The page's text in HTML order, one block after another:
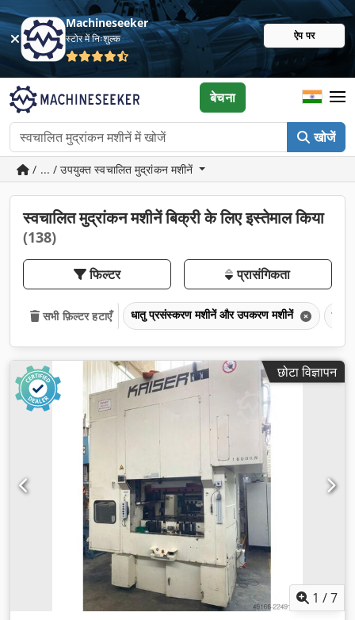
Machineseeker
स्टोर में निःशुल्क ऐप पर
खोजें
बेचना
/ ... / उपयुक्त स्वचालित मुद्रांकन मशीनें
स्वचालित मुद्रांकन मशीनें बिक्री के लिए इस्तेमाल किया
(138)
फिल्टर प्रासंगिकता
सभी फ़िल्टर हटाएँ धातु प्रसंस्करण मशीनें और उपकरण मशीनें धातु
छोटा विज्ञापन
1 /7